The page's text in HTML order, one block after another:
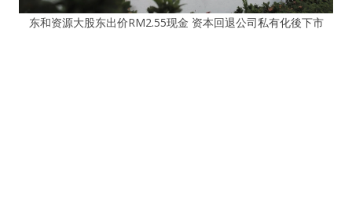
东和资源大股东出价RM2.55现金 资本回退公司私有化後下市